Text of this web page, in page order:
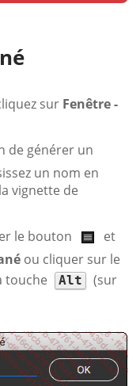
sur Fenêtre -
de générer un
un nom en
vignette de
le bouton
et
ou cliquer sur le
touche Alt
(sur